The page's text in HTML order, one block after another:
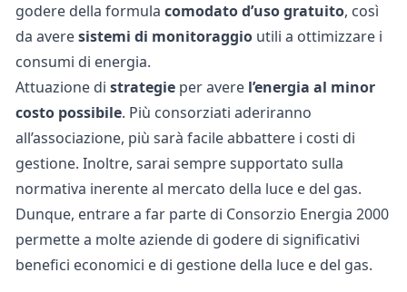
godere della formula comodato d’uso gratuito, così
da averesistemi di monitoraggio utili a ottimizzare i
consumi di energia.
Attuazione di strategie per avere l’energia al minor
costo possibile. Più consorziati aderiranno
all’associazione, più sarà facile abbattere i costi di
gestione. Inoltre, sarai sempre supportato sulla
normativa inerente al mercato della luce e del gas.
Dunque, entrare a far parte di Consorzio Energia 2000
permette a molte aziende di godere di significativi
benefici economici e di gestione della luce e del gas.